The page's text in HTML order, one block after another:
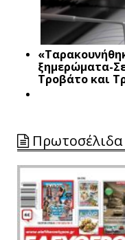
ξημερώματα-
Τροβάτο και